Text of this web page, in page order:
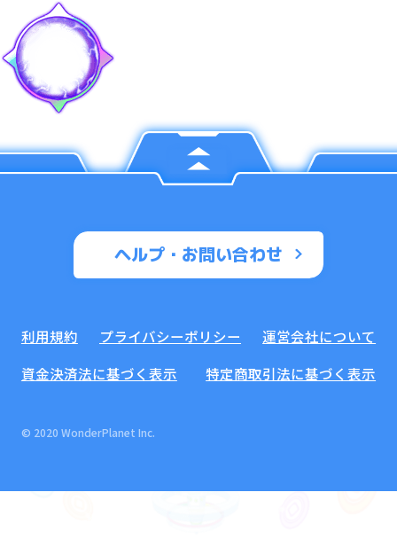
ヘルプ・お問い合わせ
利用規約 プライバシーポリシー
運営会社について
資金決済法に基づく表示
特定商取引法に基づく表示
© 2020 WonderPlanet Inc.